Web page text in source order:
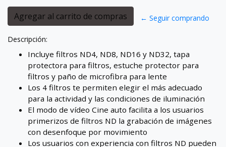
← Seguir comprando
Descripción:
Incluye filtros ND4, ND8, ND16 y ND32, tapa
protectora para filtros, estuche protector para
filtros y paño de microfibra para lente
Los 4 filtros te permiten elegir el más adecuado
para la actividad y las condiciones de iluminación
El modo de vídeo Cine auto facilita a los usuarios
primerizos de filtros ND la grabación de imágenes
con desenfoque por movimiento
Los usuarios con experiencia con filtros ND pueden